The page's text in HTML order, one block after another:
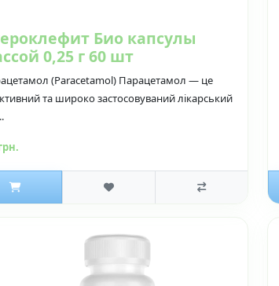
Био капсулы
0,25 г 60 шт
(Paracetamol) Парацетамол — це
та широко застосовуваний лікарський